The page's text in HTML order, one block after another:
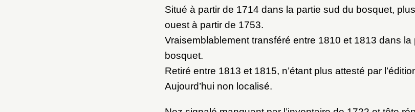
Situé à partir de 1714 dans la partie sud du bosquet,
ouest à partir de 1753.
Vraisemblablement transféré entre 1810 et 1813 dans la
bosquet.
Retiré entre 1813 et 1815, n’étant plus attesté par
Aujourd’hui non localisé.
Nouveau dossier
Créer et ajouter
Envoyer
Vous avez oublié votre mot de